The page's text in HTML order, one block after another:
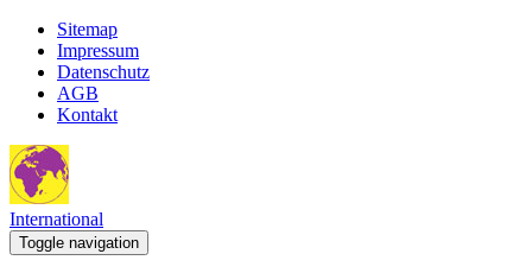
Sitemap
Impressum
Datenschutz
AGB
Kontakt
International
Toggle navigation